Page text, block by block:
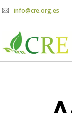
info@cre.org.es